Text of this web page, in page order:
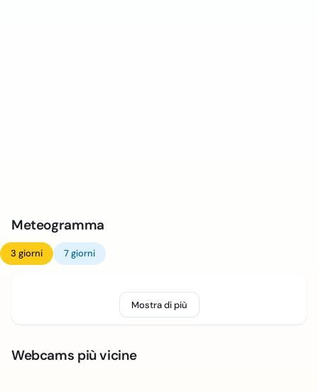
Meteogramma
3 giorni 7 giorni
Mostra di più
Webcams più vicine